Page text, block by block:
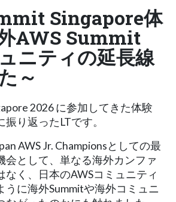
Singapore体
AWS Summit
ニティの延長線
～
2026 に参加してきた体験
り返ったLTです。
AWS Jr. Championsとしての最
会として、単なる海外カンファ
なく、日本のAWSコミュニティ
うに海外Summitや海外コミュニ